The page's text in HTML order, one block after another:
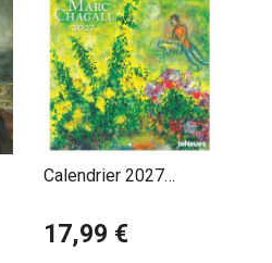
Calendrier 2027
17,99 €